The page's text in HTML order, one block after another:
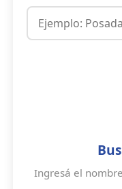
Ingresá el